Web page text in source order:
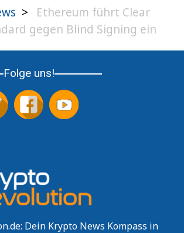
>
Ethereum führt Clear
gegen Blind Signing ein
Folge uns!
Dein Krypto News Kompass in